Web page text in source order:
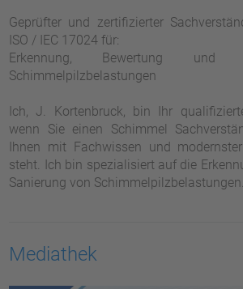
Geprüfter und zertifizierter
ISO / IEC 17024 für:
Erkennung, Bewertung und
Schimmelpilzbelastungen
Ich, J. Kortenbruck, bin Ihr
wenn Sie einen Schimmel
Ihnen mit Fachwissen und
steht. Ich bin spezialisiert auf die
Sanierung von Schimmelpilzbelastungen.
Mediathek